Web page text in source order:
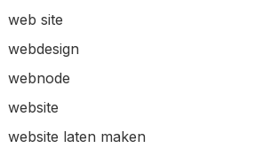
web site
webdesign
webnode
website
website laten maken